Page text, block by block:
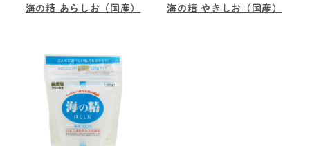
海の精 あらしお（国産） 海の精 やきしお（国産）